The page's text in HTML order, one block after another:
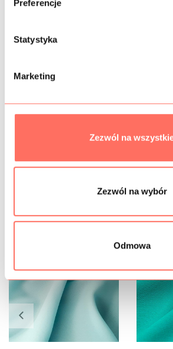
Preferencje
Statystyka
Marketing
Zezwól na
Zezwól na wybór
Odmowa
BEZPIECZEŃSTWO
Podobne